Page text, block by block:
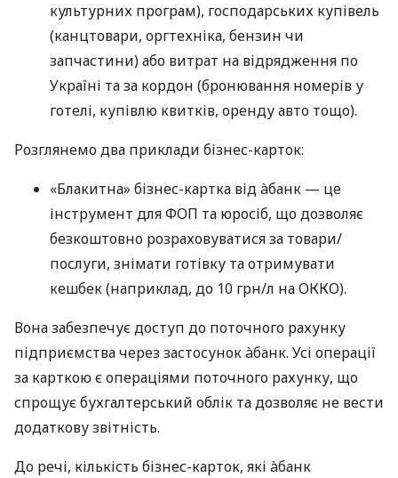
культурних програм), господарських купівель
(канцтовари, оргтехніка, бензин чи
запчастини) або витрат на відрядження по
Україні та за кордон (бронювання номерів у
готелі, купівлю квитків, оренду авто тощо).
Розглянемо два приклади бізнес-карток:
«Блакитна» бізнес-картка від àбанк — це
інструмент для ФОП та юросіб, що дозволяє
безкоштовно розраховуватися за товари/
послуги, знімати готівку та отримувати
кешбек (наприклад, до 10 грн/л на ОККО).
Вона забезпечує доступ до поточного рахунку
підприємства через застосунок àбанк. Усі операції
за карткою є операціями поточного рахунку, що
спрощує бухгалтерський облік та дозволяє не вести
додаткову звітність.
До речі, кількість бізнес-карток, які àбанк